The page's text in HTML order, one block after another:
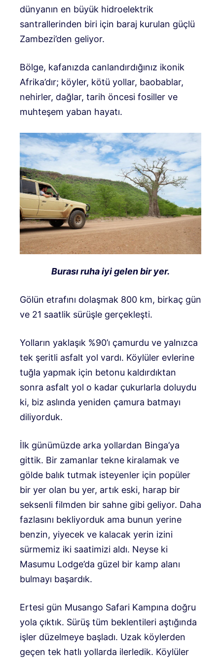
dünyanın en büyük hidroelektrik
santrallerinden biri için baraj kurulan güçlü
Zambezi’den geliyor.
Bölge, kafanızda canlandırdığınız ikonik
Afrika’dır; köyler, kötü yollar, baobablar,
nehirler, dağlar, tarih öncesi fosiller ve
muhteşem yaban hayatı.
Burası ruha iyi gelen bir yer.
Gölün etrafını dolaşmak 800 km, birkaç gün
ve 21 saatlik sürüşle gerçekleşti.
Yolların yaklaşık %90’ı çamurdu ve yalnızca
tek şeritli asfalt yol vardı. Köylüler evlerine
tuğla yapmak için betonu kaldırdıktan
sonra asfalt yol o kadar çukurlarla doluydu
ki, biz aslında yeniden çamura batmayı
diliyorduk.
İlk günümüzde arka yollardan Binga’ya
gittik. Bir zamanlar tekne kiralamak ve
gölde balık tutmak isteyenler için popüler
bir yer olan bu yer, artık eski, harap bir
seksenli filmden bir sahne gibi geliyor. Daha
fazlasını bekliyorduk ama bunun yerine
benzin, yiyecek ve kalacak yerin izini
sürmemiz iki saatimizi aldı. Neyse ki
Masumu Lodge’da güzel bir kamp alanı
bulmayı başardık.
Ertesi gün Musango Safari Kampına doğru
yola çıktık. Sürüş tüm beklentileri aştığında
işler düzelmeye başladı. Uzak köylerden
geçen tek hatlı yollarda ilerledik. Köylüler